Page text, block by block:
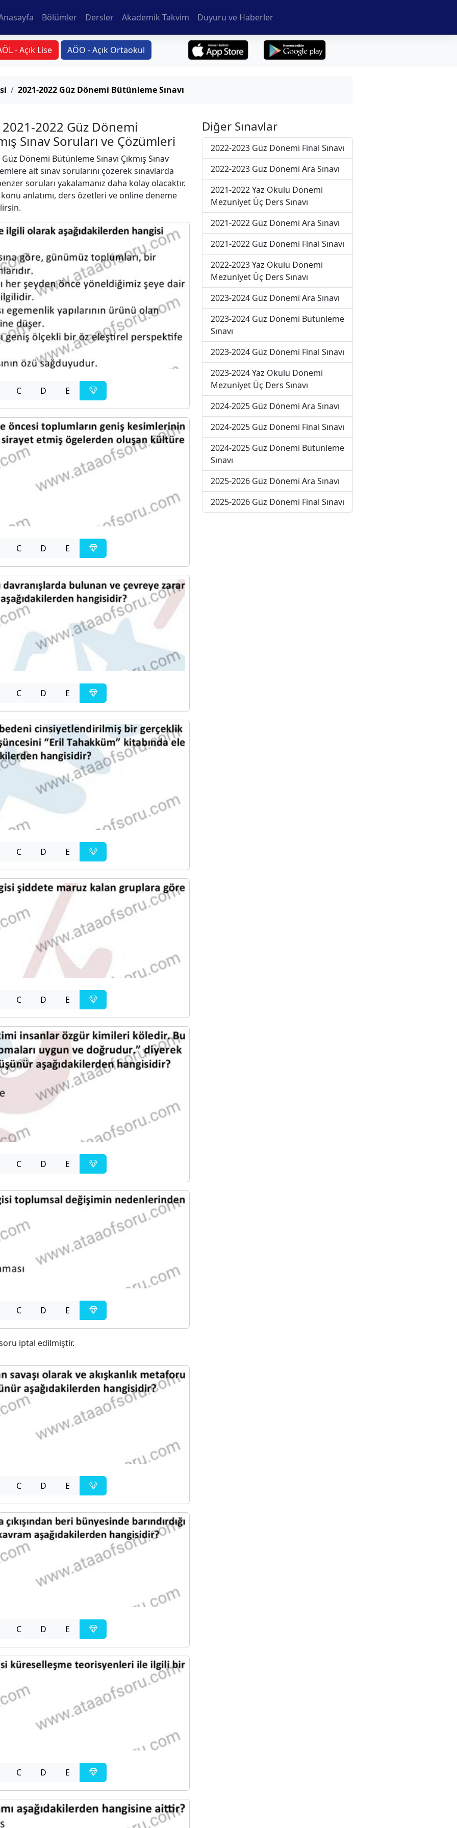
Bölümler Dersler Akademik Takvim Duyuru ve Haberler
- Açık Lise AÖO - Açık Ortaokul
2021-2022 Güz Dönemi Bütünleme Sınavı
2022 Güz Dönemi
Sınav Soruları ve Çözümleri
Dönemi Bütünleme Sınavı Çıkmış Sınav
ait sınav sorularını çözerek sınavlarda
soruları yakalamanız daha kolay olacaktır.
konu anlatımı, ders özetleri ve online deneme
C D E
C D E
C D E
C D E
C D E
C D E
C D E
iptal edilmiştir.
C D E
C D E
C D E
Diğer Sınavlar
2022-2023 Güz Dönemi Final Sınavı
2022-2023 Güz Dönemi Ara Sınavı
2021-2022 Yaz Okulu Dönemi
Mezuniyet Üç Ders Sınavı
2021-2022 Güz Dönemi Ara Sınavı
2021-2022 Güz Dönemi Final Sınavı
2022-2023 Yaz Okulu Dönemi
Mezuniyet Üç Ders Sınavı
2023-2024 Güz Dönemi Ara Sınavı
2023-2024 Güz Dönemi Bütünleme
Sınavı
2023-2024 Güz Dönemi Final Sınavı
2023-2024 Yaz Okulu Dönemi
Mezuniyet Üç Ders Sınavı
2024-2025 Güz Dönemi Ara Sınavı
2024-2025 Güz Dönemi Final Sınavı
2024-2025 Güz Dönemi Bütünleme
Sınavı
2025-2026 Güz Dönemi Ara Sınavı
2025-2026 Güz Dönemi Final Sınavı